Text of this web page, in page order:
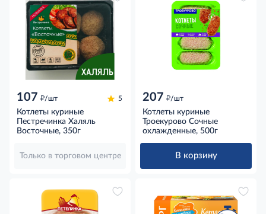
107 д/шт 5
Котлеты куриные
Пестречинка Халяль
Восточные, 350г
Только в торговом центре
207 д/шт
Котлеты куриные
Троекурово Сочные
охлажденные, 500г
В корзину